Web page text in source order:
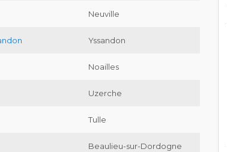
Neuville
Yssandon
Noailles
Uzerche
Tulle
Beaulieu-sur-Dordogne